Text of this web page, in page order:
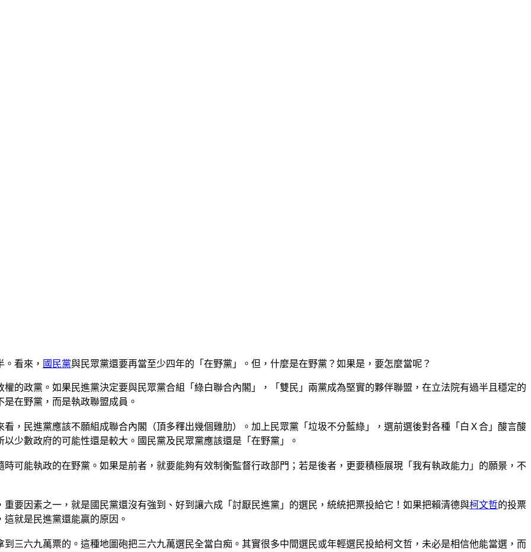
看來， 國民黨與民眾黨還要再當至少四年的「在野黨」。但，什麼是在野黨？如果是，要怎麼當呢？
的政黨。如果民進黨決定要與民眾黨合組「綠白聯合內閣」，「雙民」兩黨成為堅實的夥伴聯盟，在立法院有過半且穩定的
在野黨，而是執政聯盟成員。
看，民進黨應該不願組成聯合內閣（頂多釋出幾個雞肋）。加上民眾黨「垃圾不分藍綠」，選前選後對各種「白Ｘ合」酸言酸
少數政府的可能性還是較大。國民黨及民眾黨應該還是「在野黨」。
可能執政的在野黨。如果是前者，就要能夠有效制衡監督行政部門；若是後者，更要積極展現「我有執政能力」的願景，不
要因素之一，就是國民黨還沒有強到、好到讓六成「討厭民進黨」的選民，統統把票投給它！如果把賴清德與柯文哲的投票
就是民進黨還能贏的原因。
三六九萬票的。這種地圖砲把三六九萬選民全當白痴。其實很多中間選民或年輕選民投給柯文哲，未必是相信他能當選，而